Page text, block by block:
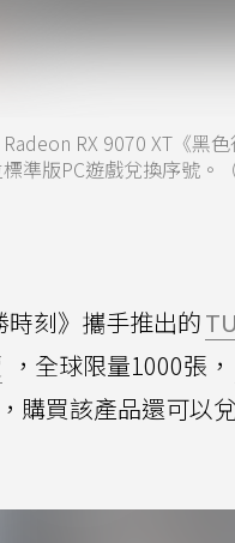
RX 9070 XT《黑
準版PC遊戲兌換序號。（
時刻》攜手推出的
，全球限量1000張，
購買該產品還可以